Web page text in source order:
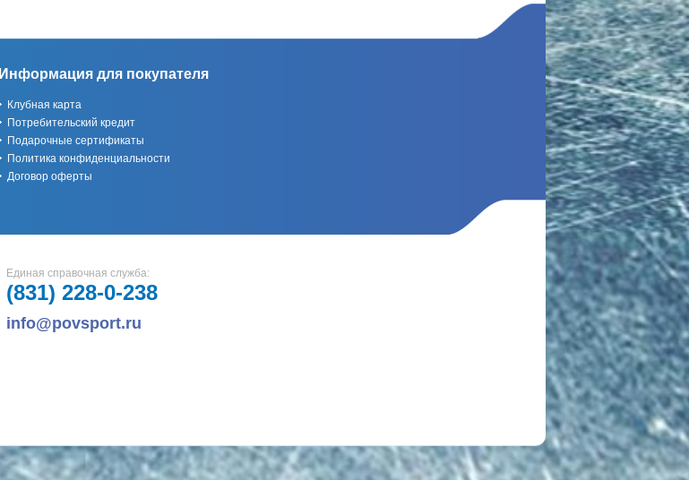
Информация для покупателя
Клубная карта
Потребительский кредит
Подарочные сертификаты
Политика конфиденциальности
Договор оферты
Единая справочная служба:
(831) 228-0-238
info@povsport.ru